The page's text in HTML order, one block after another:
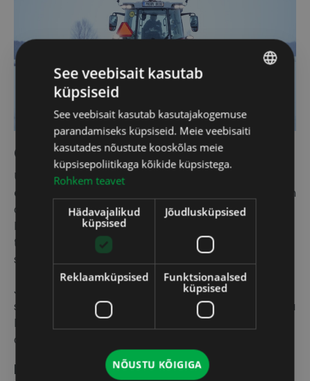
GPS-täpsus ja kasutusmugavus
Üks SLD-18 puisturisuurimaid eeliseid on selle
automaatne GPS-puistejuhtimissüsteem
. Masin
alustab puistamist automaatselt, kui kiirus ületab 5
km/h, ja peatub, kui kiirus langeb alla selle,
tulemuseks on järjekindel töö ilma käsitsi
sekkumiseta.
Juhtpaneel võimaldab valida
GRITvõiSALT
samas kui kõik tööandmed: materjali tüüp, tööaeg ja
läbitud vahemaa saab eksportida USB kaudu
aruandluseks ja jälgimiseks.
Põhjamaades toodetud –
ESTONIAN
See veebisait kasutab
küpsiseid
See veebisait kasutab kasutajakogemuse
parandamiseks küpsiseid. Meie veebisaiti
kasutades nõustute kooskõlas meie
küpsisepoliitikaga kõikide küpsistega.
Rohkem teavet
Hädavajalikud
küpsised
Jõudlusküpsised
Reklaamküpsised
Funktsionaalsed
küpsised
NÕUSTU KÕIGIGA